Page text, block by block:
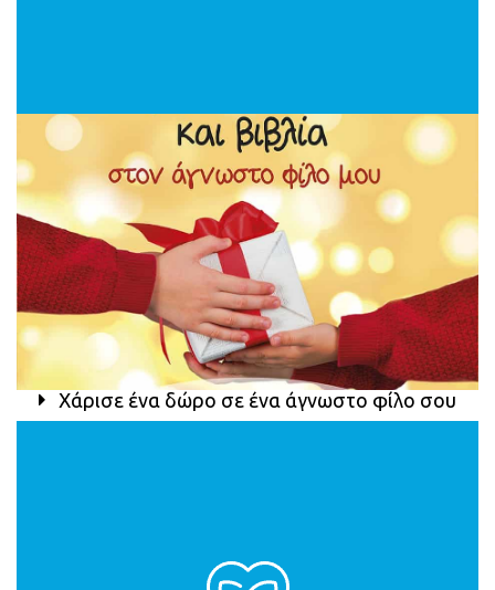
Χάρισε ένα δώρο σε ένα άγνωστο φίλο σου